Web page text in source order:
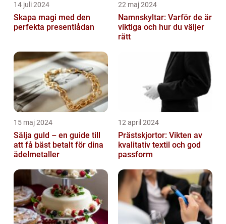
14 juli 2024
Skapa magi med den
perfekta presentlådan
22 maj 2024
Namnskyltar: Varför de är
viktiga och hur du väljer
rätt
15 maj 2024
Sälja guld – en guide till
att få bäst betalt för dina
ädelmetaller
12 april 2024
Prästskjortor: Vikten av
kvalitativ textil och god
passform